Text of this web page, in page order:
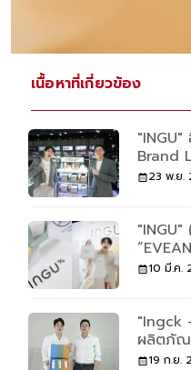
เนื้อหาที่เกี่ยวข้อง
Brand
23 พ.ย.
10 มี.ค.
"Ingck
ผลิตภัณ
19 ก.ย.